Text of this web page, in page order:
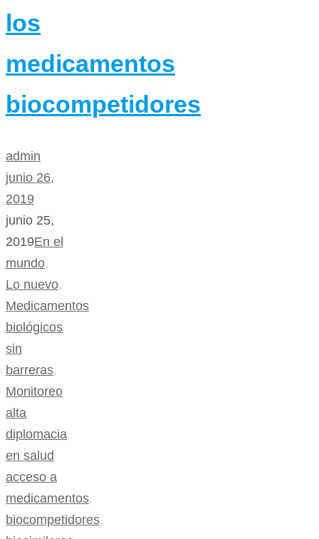
los
medicamentos
biocompetidores
admin
junio 26,
2019
junio 25,
2019En el
mundo,
Lo nuevo,
Medicamentos
biológicos
sin
barreras,
Monitoreo
alta
diplomacia
en salud
acceso a
medicamentos,
biocompetidores,